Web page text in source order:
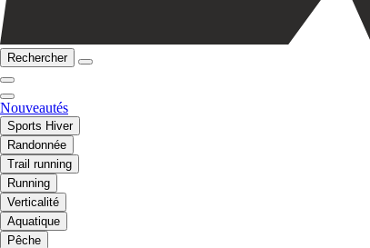
Rechercher
Nouveautés
Sports Hiver
Randonnée
Trail running
Running
Verticalité
Aquatique
Pêche